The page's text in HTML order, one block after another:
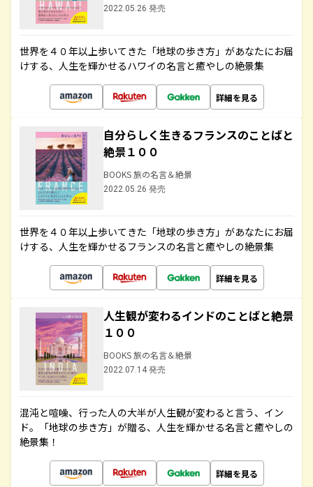
2022.05.26 発売
世界を４０年以上歩いてきた「地球の歩き方」があなたにお届
けする、人生を輝かせるハワイの名言と癒やしの絶景集
詳細を見る
自分らしく生きるフランスのことばと
絶景１００
BOOKS 旅の名言＆絶景
2022.05.26 発売
世界を４０年以上歩いてきた「地球の歩き方」があなたにお届
けする、人生を輝かせるフランスの名言と癒やしの絶景集
詳細を見る
人生観が変わるインドのことばと絶景
１００
BOOKS 旅の名言＆絶景
2022.07.14 発売
混沌と喧噪、行った人の大半が人生観が変わると言う、イン
ド。「地球の歩き方」が贈る、人生を輝かせる名言と癒やしの
絶景集！
詳細を見る